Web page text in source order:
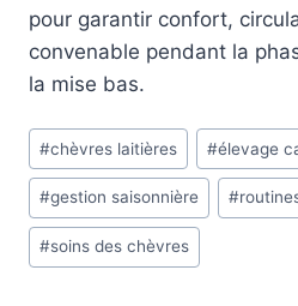
pour garantir confort,
convenable pendant la
la mise bas.
Étiquettes
de
la
publication :
#chèvres laitières #élevage
#gestion saisonnière #
#soins des chèvres